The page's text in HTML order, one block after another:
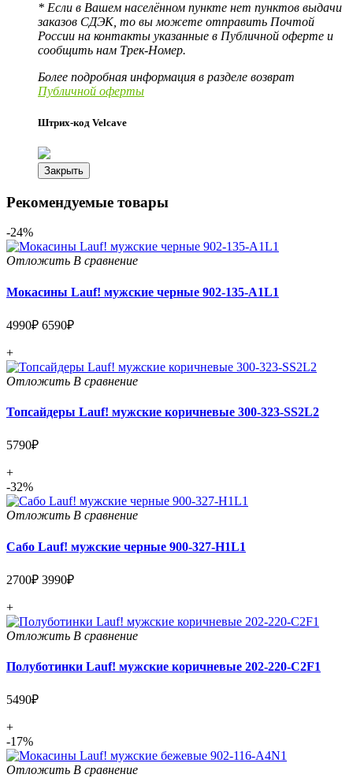
* Если в Вашем населённом пункте нет пунктов выдачи
заказов СДЭК, то вы можете отправить Почтой
России на контакты указанные в Публичной оферте и
сообщить нам Трек-Номер.
Более подробная информация в разделе возврат
Публичной оферты
Штрих-код Velcave
Закрыть
Рекомендуемые товары
-24%
Отложить В сравнение
Мокасины Lauf! мужские черные 902-135-A1L1
4990₽ 6590₽
+
Отложить В сравнение
Топсайдеры Lauf! мужские коричневые 300-323-SS2L2
5790₽
+
-32%
Отложить В сравнение
Сабо Lauf! мужские черные 900-327-H1L1
2700₽ 3990₽
+
Отложить В сравнение
Полуботинки Lauf! мужские коричневые 202-220-C2F1
5490₽
+
-17%
Отложить В сравнение